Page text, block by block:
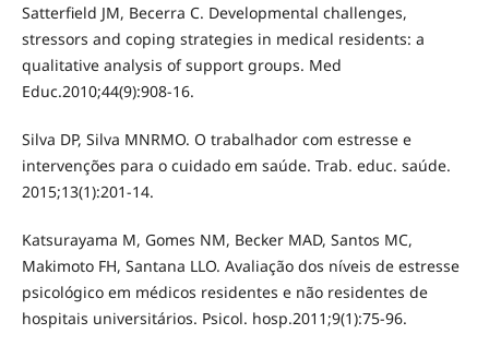
Satterfield JM, Becerra C. Developmental challenges,
stressors and coping strategies in medical residents: a
qualitative analysis of support groups. Med
Educ.2010;44(9):908-16.
Silva DP, Silva MNRMO. O trabalhador com estresse e
intervenções para o cuidado em saúde. Trab. educ. saúde.
2015;13(1):201-14.
Katsurayama M, Gomes NM, Becker MAD, Santos MC,
Makimoto FH, Santana LLO. Avaliação dos níveis de estresse
psicológico em médicos residentes e não residentes de
hospitais universitários. Psicol. hosp.2011;9(1):75-96.